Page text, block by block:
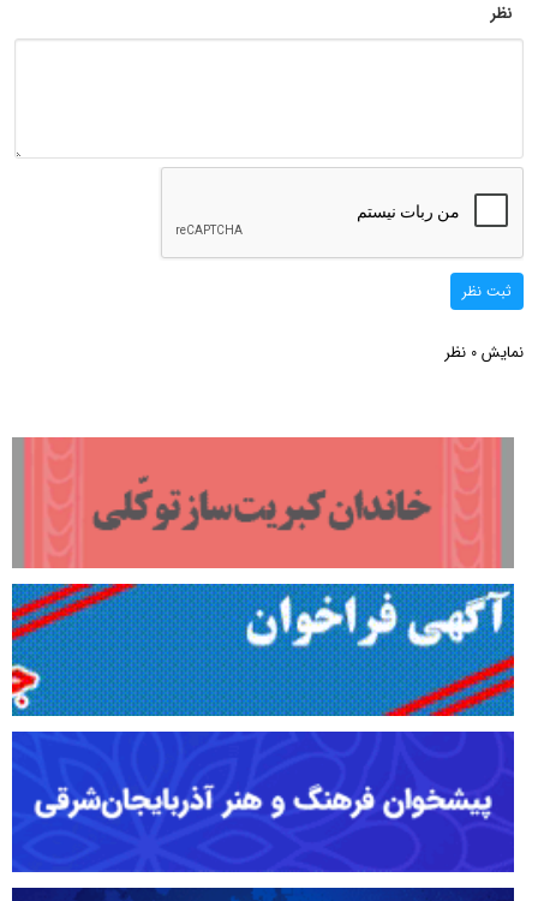
نظر
ثبت نظر
نمایش 0 نظر